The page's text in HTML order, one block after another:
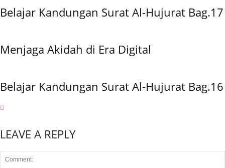
Belajar Kandungan Surat Al-Hujurat Bag.17
Menjaga Akidah di Era Digital
Belajar Kandungan Surat Al-Hujurat Bag.16
LEAVE A REPLY